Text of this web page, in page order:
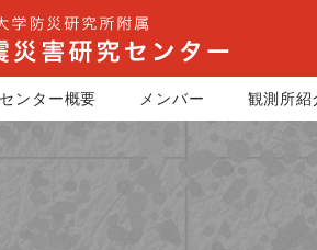
センター概要 メンバー 観測所紹